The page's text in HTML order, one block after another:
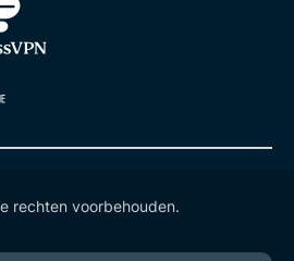
rechten voorbehouden.